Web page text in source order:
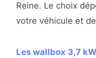
Reine. Le choix
votre véhicule et
Les wallbox 3,7 kW